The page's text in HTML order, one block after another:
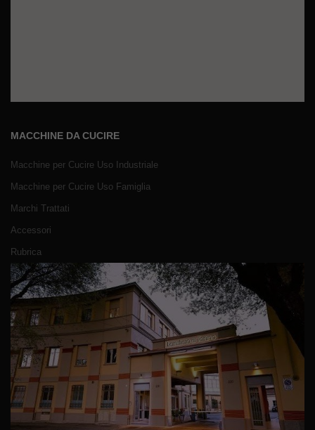
MACCHINE DA CUCIRE
Macchine per Cucire Uso Industriale
Macchine per Cucire Uso Famiglia
Marchi Trattati
Accessori
Rubrica